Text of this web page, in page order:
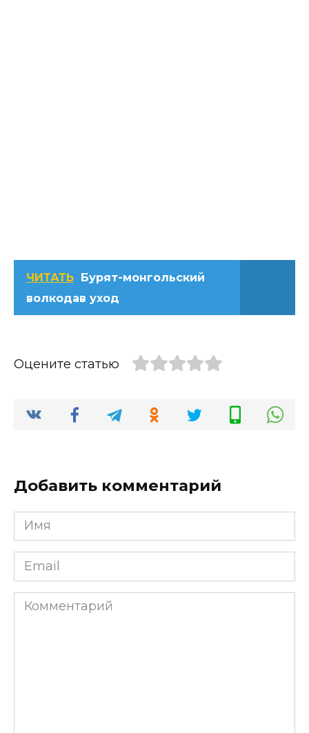
ЧИТАТЬ Бурят-монгольский
волкодав уход
Оцените статью
Добавить комментарий
Имя
*
Email
*
Комментарий